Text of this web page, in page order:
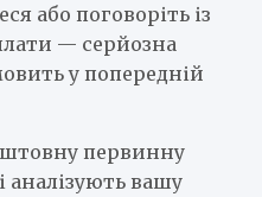
або поговоріть із
— серйозна
у попередній
первинну
аналізують вашу